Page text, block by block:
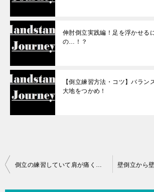
伸肘倒立実践編！足を浮かせる
の…！？
【倒立練習方法・コツ】バラン
大地をつかめ！
投
倒立の練習していて肩が痛くなってきたらどうする！？倒立肩痛編